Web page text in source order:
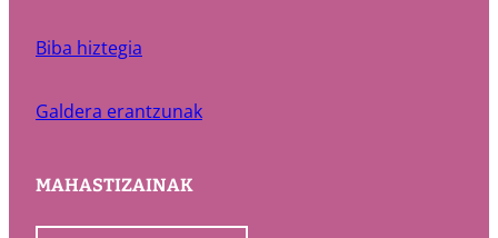
Biba hiztegia
Galdera erantzunak
MAHASTIZAINAK